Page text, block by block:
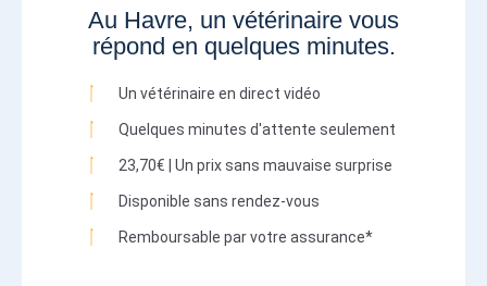
Au Havre, un vétérinaire vous
répond en quelques minutes.
Un vétérinaire en direct vidéo
Quelques minutes d'attente seulement
23,70€ | Un prix sans mauvaise surprise
Disponible sans rendez-vous
Remboursable par votre assurance*